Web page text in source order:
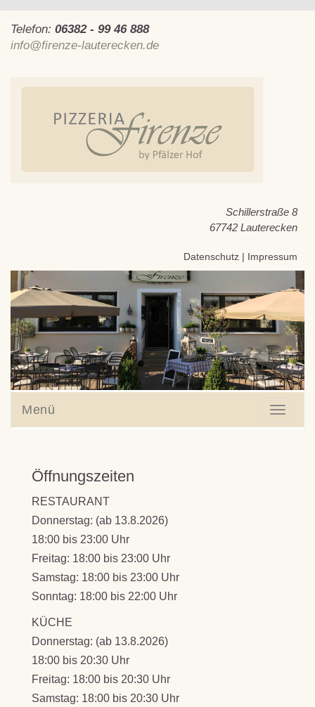
Telefon: 06382 - 99 46 888
info@firenze-lauterecken.de
Schillerstraße 8
67742 Lauterecken
Datenschutz | Impressum
Menü
Öffnungszeiten
RESTAURANT
Donnerstag: (ab 13.8.2026)
18:00 bis 23:00 Uhr
Freitag: 18:00 bis 23:00 Uhr
Samstag: 18:00 bis 23:00 Uhr
Sonntag: 18:00 bis 22:00 Uhr
KÜCHE
Donnerstag: (ab 13.8.2026)
18:00 bis 20:30 Uhr
Freitag: 18:00 bis 20:30 Uhr
Samstag: 18:00 bis 20:30 Uhr